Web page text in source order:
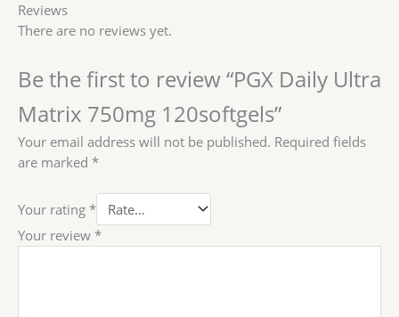
Reviews
There are no reviews yet.
Be the first to review “PGX Daily Ultra
Matrix 750mg 120softgels”
Your email address will not be published. Required fields
are marked *
Your rating *
Your review *